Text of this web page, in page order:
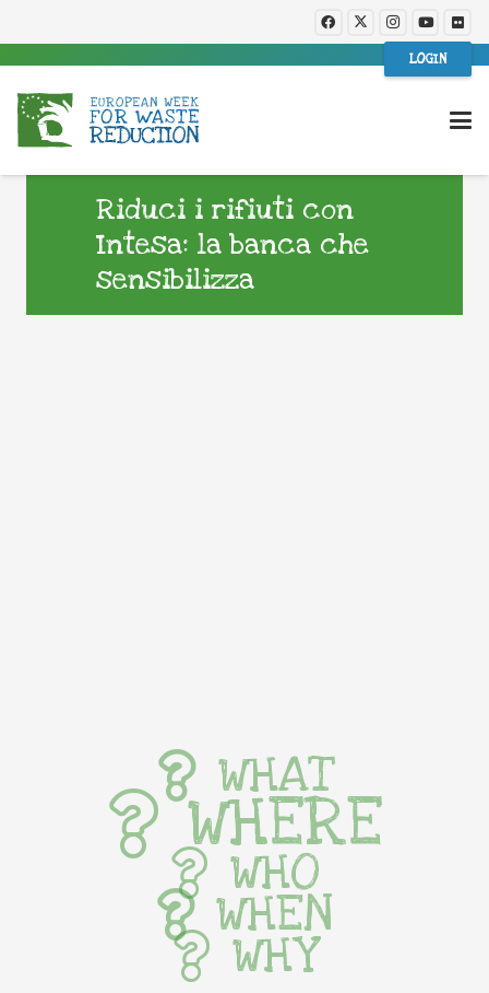
LOGIN
Riduci i rifiuti con
Intesa: la banca che
sensibilizza
WHAT
WHERE
WHO
WHEN
WHY